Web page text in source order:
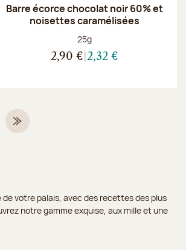
Barre écorce chocolat noir 60% et
noisettes caramélisées
Poids net :
25g
2,90 € 2,32 €
suivante
Dernière page
votre palais, avec des recettes des plus
notre gamme exquise, aux mille et une